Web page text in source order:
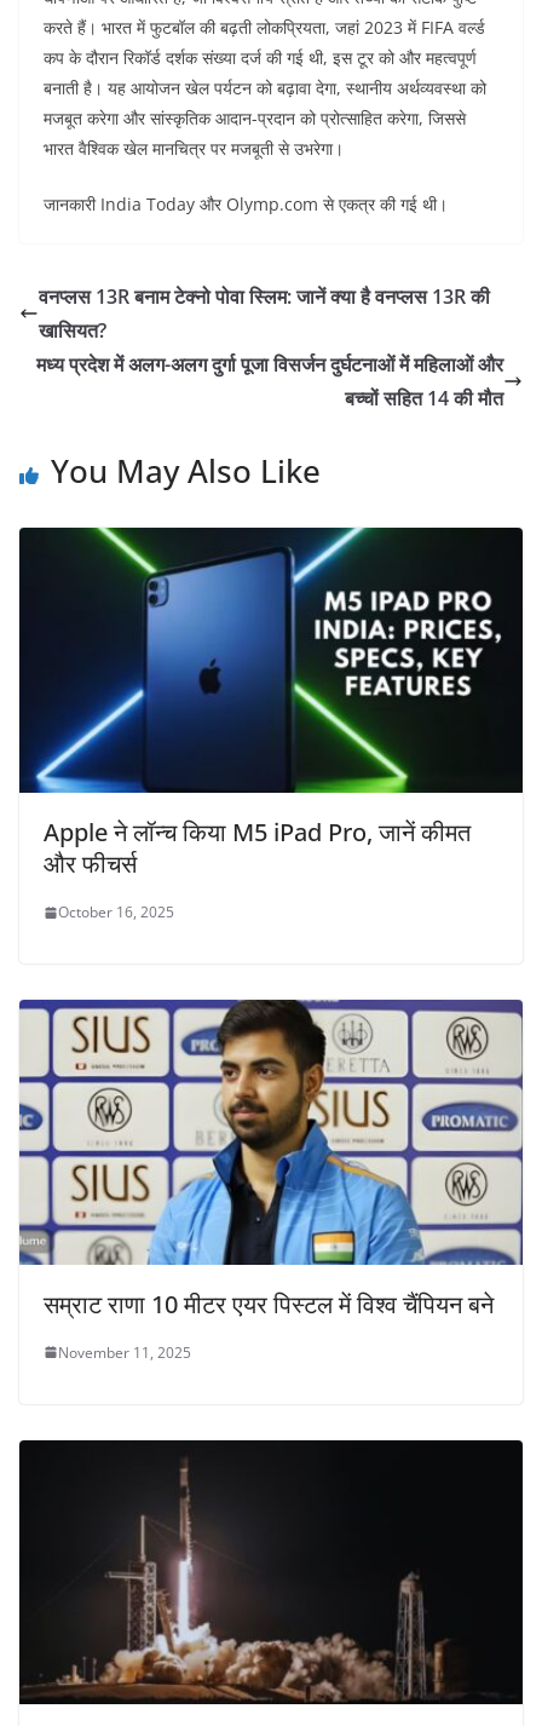
करते हैं। भारत में फुटबॉल की बढ़ती लोकप्रियता, जहां 2023 में FIFA वर्ल्ड
कप के दौरान रिकॉर्ड दर्शक संख्या दर्ज की गई थी, इस टूर को और महत्वपूर्ण
बनाती है। यह आयोजन खेल पर्यटन को बढ़ावा देगा, स्थानीय अर्थव्यवस्था को
मजबूत करेगा और सांस्कृतिक आदान-प्रदान को प्रोत्साहित करेगा, जिससे
भारत वैश्विक खेल मानचित्र पर मजबूती से उभरेगा।
जानकारी India Today और Olymp.com से एकत्र की गई थी।
वनप्लस 13R बनाम टेक्नो पोवा स्लिम: जानें क्या है वनप्लस 13R की
खासियत?
मध्य प्रदेश में अलग-अलग दुर्गा पूजा विसर्जन दुर्घटनाओं में महिलाओं और
बच्चों सहित 14 की मौत
You May Also Like
Apple ने लॉन्च किया M5 iPad Pro, जानें कीमत
और फीचर्स
October 16, 2025
सम्राट राणा 10 मीटर एयर पिस्टल में विश्व चैंपियन बने
November 11, 2025